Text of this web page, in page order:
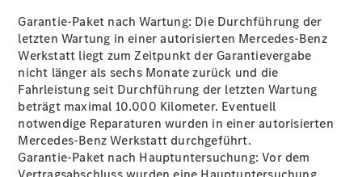
Aktuelles
Garantie-Paket nach Wartung: Die Durchführung der
letzten Wartung in einer autorisierten Mercedes-Benz
Werkstatt liegt zum Zeitpunkt der Garantievergabe
nicht länger als sechs Monate zurück und die
Fahrleistung seit Durchführung der letzten Wartung
beträgt maximal 10.000 Kilometer. Eventuell
notwendige Reparaturen wurden in einer autorisierten
Mercedes-Benz Werkstatt durchgeführt.
Garantie-Paket nach Hauptuntersuchung: Vor dem